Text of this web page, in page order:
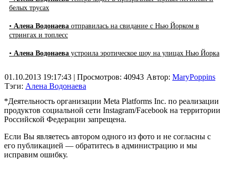
белых трусах
• Алена Водонаева отправилась на свидание с Нью Йорком в
стрингах и топлесс
• Алена Водонаева устроила эротическое шоу на улицах Нью Йорка
01.10.2013 19:17:43 | Просмотров: 40943
Тэги: Алена Водонаева
Автор: MaryPoppins
*Деятельность организации Meta Platforms Inc. по реализации
продуктов социальной сети Instagram/Facebook на территории
Российской Федерации запрещена.
Если Вы являетесь автором одного из фото и не согласны с
его публикацией — обратитесь в администрацию и мы
исправим ошибку.